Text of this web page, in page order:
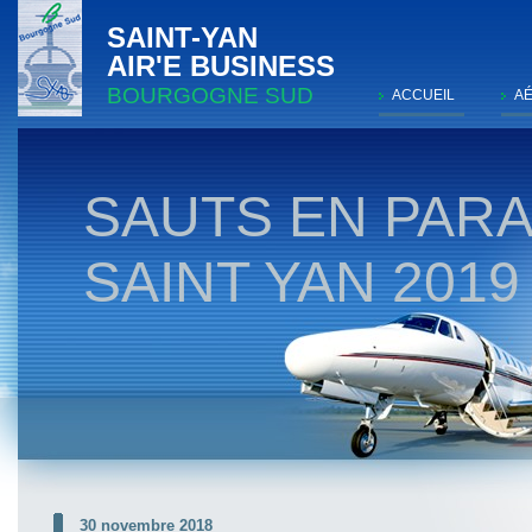
SAINT-YAN
AIR'E BUSINESS
BOURGOGNE SUD ACCUEIL
SAUTS EN
SAINT YAN 2019
30 novembre 2018